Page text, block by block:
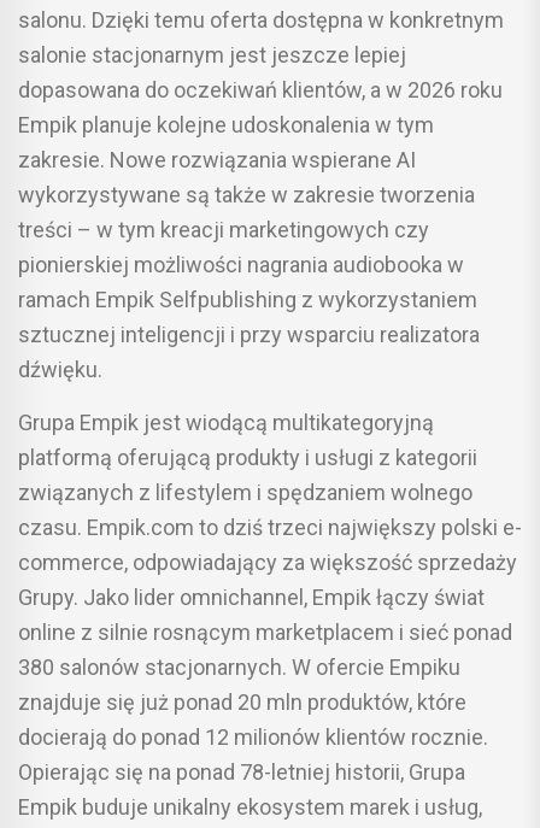
salonu. Dzięki temu oferta dostępna w konkretnym
salonie stacjonarnym jest jeszcze lepiej
dopasowana do oczekiwań klientów, a w 2026 roku
Empik planuje kolejne udoskonalenia w tym
zakresie. Nowe rozwiązania wspierane AI
wykorzystywane są także w zakresie tworzenia
treści – w tym kreacji marketingowych czy
pionierskiej możliwości nagrania audiobooka w
ramach Empik Selfpublishing z wykorzystaniem
sztucznej inteligencji i przy wsparciu realizatora
dźwięku.
Grupa Empik jest wiodącą multikategoryjną
platformą oferującą produkty i usługi z kategorii
związanych z lifestylem i spędzaniem wolnego
czasu. Empik.com to dziś trzeci największy polski e-
commerce, odpowiadający za większość sprzedaży
Grupy. Jako lider omnichannel, Empik łączy świat
online z silnie rosnącym marketplacem i sieć ponad
380 salonów stacjonarnych. W ofercie Empiku
znajduje się już ponad 20 mln produktów, które
docierają do ponad 12 milionów klientów rocznie.
Opierając się na ponad 78-letniej historii, Grupa
Empik buduje unikalny ekosystem marek i usług,